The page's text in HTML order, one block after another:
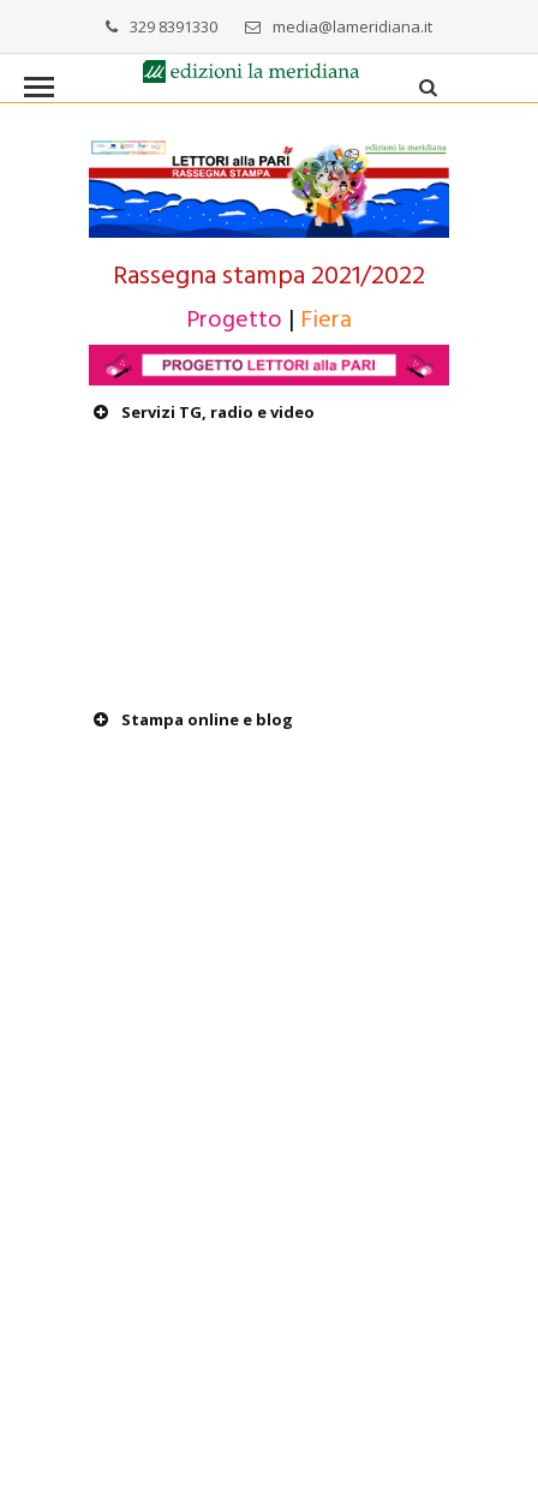
329 8391330 media@lameridiana.it
Rassegna stampa 2021/2022
Progetto | Fiera
Servizi TG, radio e video
Stampa online e blog